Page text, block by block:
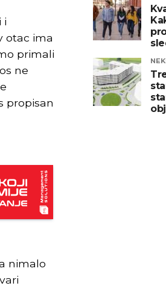
i
otac ima
primali
ne
propisan
nimalo